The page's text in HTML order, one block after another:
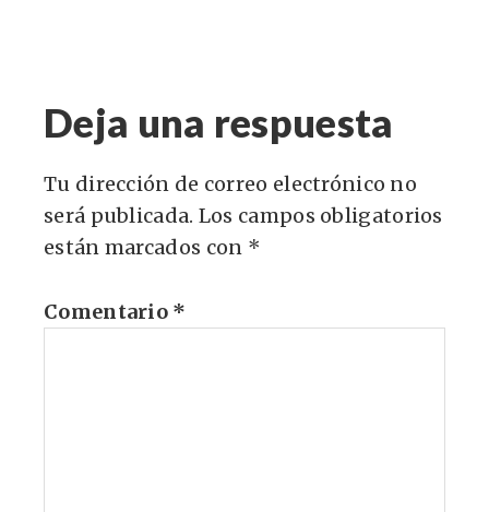
Deja una respuesta
Tu dirección de correo electrónico no
será publicada. Los campos obligatorios
están marcados con *
Comentario *